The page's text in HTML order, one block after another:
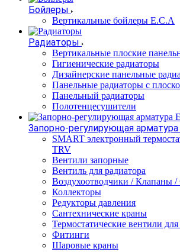
Бойлеры
Вертикальные бойлеры E.C.A
Радиаторы
Вертикальные плоские
Гигиенические радиаторы
Дизайнерские панельные
Панельные радиаторы с
Панельный радиаторы
Полотенцесушители
Запорно-регулирующая арматура
SMART электронный
TRV
Вентили запорные
Вентиль для радиатора
Воздухоотводчики / Клапаны
Коллекторы
Редукторы давления
Сантехнические краны
Термостатические вентили для
Фитинги
Шаровые краны